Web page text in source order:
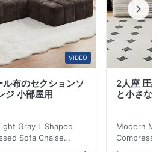
ス リビングルーム/書斎/小さな
VIDEO
布のセクションソ
ジ 小部屋用
Gray L Shaped
Sofa Chaise
High resilience
2人座 圧
と小さな
Modern
Room